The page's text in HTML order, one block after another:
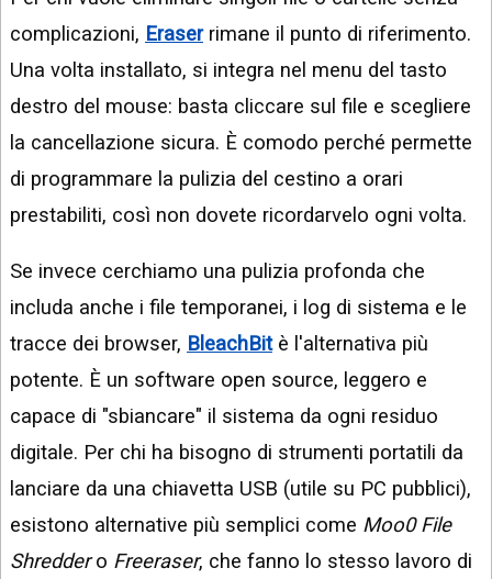
complicazioni, Eraserrimane il punto di riferimento.
Una volta installato, si integra nel menu del tasto
destro del mouse: basta cliccare sul file e scegliere
la cancellazione sicura. È comodo perché permette
di programmare la pulizia del cestino a orari
prestabiliti, così non dovete ricordarvelo ogni volta.
Se invece cerchiamo una pulizia profonda che
includa anche i file temporanei, i log di sistema e le
tracce dei browser, BleachBitè l'alternativa più
potente. È un software open source, leggero e
capace di "sbiancare" il sistema da ogni residuo
digitale. Per chi ha bisogno di strumenti portatili da
lanciare da una chiavetta USB (utile su PC pubblici),
esistono alternative più semplici come Moo0 File
Shreddero Freeraser, che fanno lo stesso lavoro di